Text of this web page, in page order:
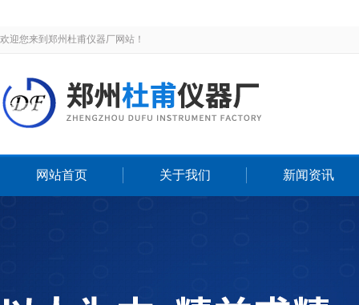
欢迎您来到郑州杜甫仪器厂网站！
网站首页 关于我们 新闻资讯